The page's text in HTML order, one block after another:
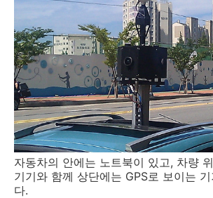
자동차의 안에는 노트북이 있고, 차량
기기와 함께 상단에는 GPS로 보이는
다.